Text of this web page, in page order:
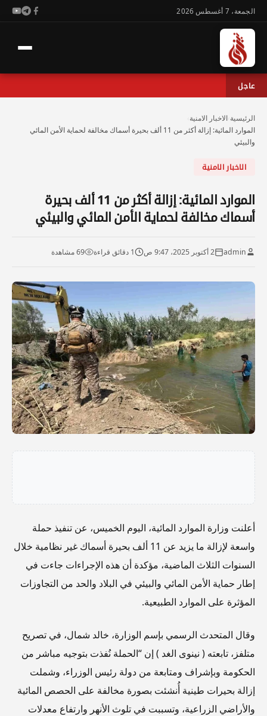
الجمعة، 7 أغسطس 2026
عاجل
الرئيسية الاخبار الامنية
الموارد المائية: إزالة أكثر من 11 ألف بحيرة أسماك مخالفة لحماية الأمن المائي
والبيئي
الاخبار الامنية
الموارد المائية: إزالة أكثر من 11 ألف بحيرة
أسماك مخالفة لحماية الأمن المائي والبيئي
admin 2 أكتوبر 2025، 9:47 ص 1 دقائق قراءة 69 مشاهدة
أعلنت وزارة الموارد المائية، اليوم الخميس، عن تنفيذ حملة
واسعة لإزالة ما يزيد عن 11 ألف بحيرة أسماك غير نظامية خلال
السنوات الثلاث الماضية، مؤكدة أن هذه الإجراءات جاءت في
إطار حماية الأمن المائي والبيئي في البلاد والحد من التجاوزات
المؤثرة على الموارد الطبيعية.
وقال المتحدث الرسمي بإسم الوزارة، خالد شمال، في تصريح
متلفز، تابعته ( نينوى الغد ) إن “الحملة نُفذت بتوجيه مباشر من
الحكومة وبإشراف ومتابعة من دولة رئيس الوزراء، وشملت
إزالة بحيرات طينية أُنشئت بصورة مخالفة على الحصص المائية
والأراضي الزراعية، وتسببت في تلوث الأنهر وارتفاع معدلات